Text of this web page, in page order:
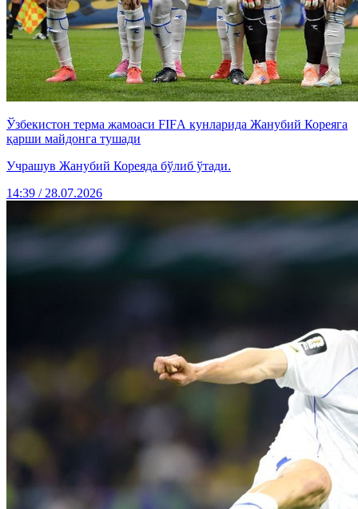
Ўзбекистон терма жамоаси FIFА кунларида Жанубий Кореяга
қарши майдонга тушади
Учрашув Жанубий Кореяда бўлиб ўтади.
14:39 / 28.07.2026